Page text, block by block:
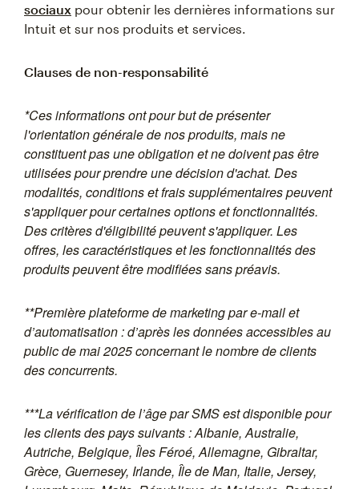
sociaux pour obtenir les dernières informations sur
Intuit et sur nos produits et services.
Clauses de non-responsabilité
*Ces informations ont pour but de présenter
l'orientation générale de nos produits, mais ne
constituent pas une obligation et ne doivent pas être
utilisées pour prendre une décision d'achat. Des
modalités, conditions et frais supplémentaires peuvent
s'appliquer pour certaines options et fonctionnalités.
Des critères d'éligibilité peuvent s'appliquer. Les
offres, les caractéristiques et les fonctionnalités des
produits peuvent être modifiées sans préavis.
**Première plateforme de marketing par e-mail et
d’automatisation : d’après les données accessibles au
public de mai 2025 concernant le nombre de clients
des concurrents.
***La vérification de l’âge par SMS est disponible pour
les clients des pays suivants : Albanie, Australie,
Autriche, Belgique, Îles Féroé, Allemagne, Gibraltar,
Grèce, Guernesey, Irlande, Île de Man, Italie, Jersey,